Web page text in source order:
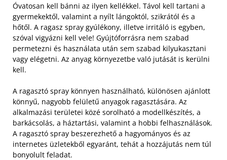
Óvatosan kell bánni az ilyen kellékkel. Távol kell tartani a
gyermekektől, valamint a nyílt lángoktól, szikrától és a
hőtől. A ragasz spray gyúlékony, illetve irritáló is egyben,
szóval vigyázni kell vele! Gyújtóforrásra nem szabad
permetezni és használata után sem szabad kilyukasztani
vagy elégetni. Az anyag környezetbe való jutását is kerülni
kell.
A ragasztó spray könnyen használható, különösen ajánlott
könnyű, nagyobb felületű anyagok ragasztására. Az
alkalmazási területei közé sorolható a modellkészítés, a
barkácsolás, a háztartási, valamint a hobbi felhasználások.
A ragasztó spray beszerezhető a hagyományos és az
internetes üzletekből egyaránt, tehát a hozzájutás nem túl
bonyolult feladat.